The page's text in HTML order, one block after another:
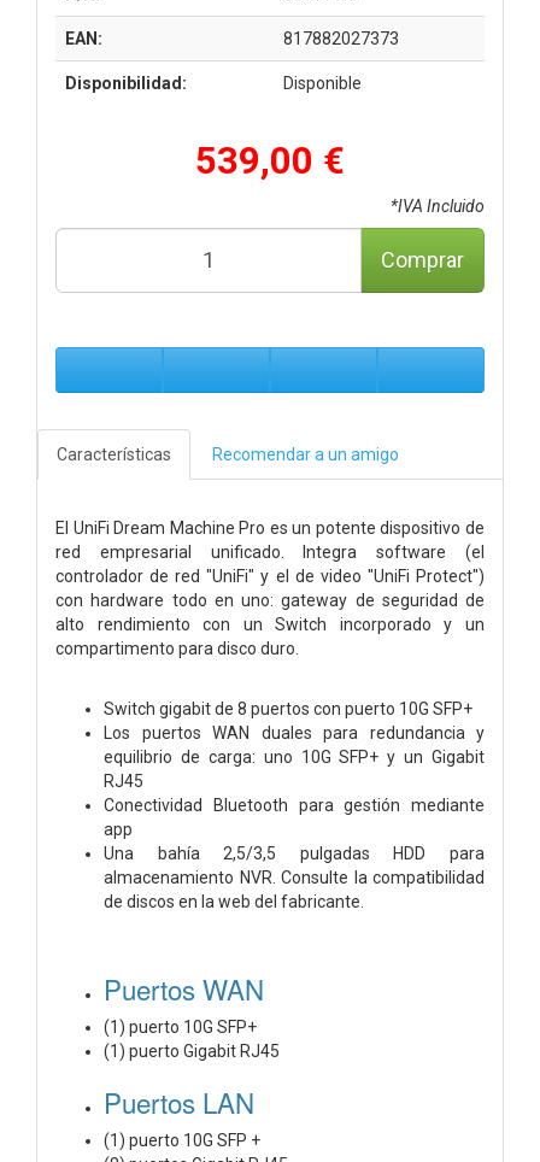
EAN: 817882027373
Disponibilidad: Disponible
539,00 €
*IVA Incluido
Comprar
Características Recomendar a un amigo
El UniFi Dream Machine Pro es un potente dispositivo de
red empresarial unificado. Integra software (el
controlador de red "UniFi" y el de video "UniFi Protect")
con hardware todo en uno: gateway de seguridad de
alto rendimiento con un Switch incorporado y un
compartimento para disco duro.
Switch gigabit de 8 puertos con puerto 10G SFP+
Los puertos WAN duales para redundancia y
equilibrio de carga: uno 10G SFP+ y un Gigabit
RJ45
Conectividad Bluetooth para gestión mediante
app
Una bahía 2,5/3,5 pulgadas HDD para
almacenamiento NVR. Consulte la compatibilidad
de discos en la web del fabricante.
Puertos WAN
(1) puerto 10G SFP+
(1) puerto Gigabit RJ45
Puertos LAN
(1) puerto 10G SFP +